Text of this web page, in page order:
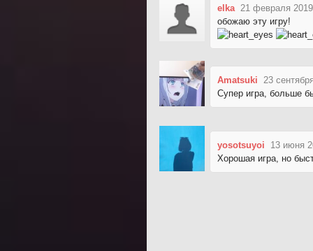
elka 21 февраля
обожаю эту игру!
Amatsuki
23
Супер игра, больше
yosotsuyoi
13 июня
Хорошая игра, но